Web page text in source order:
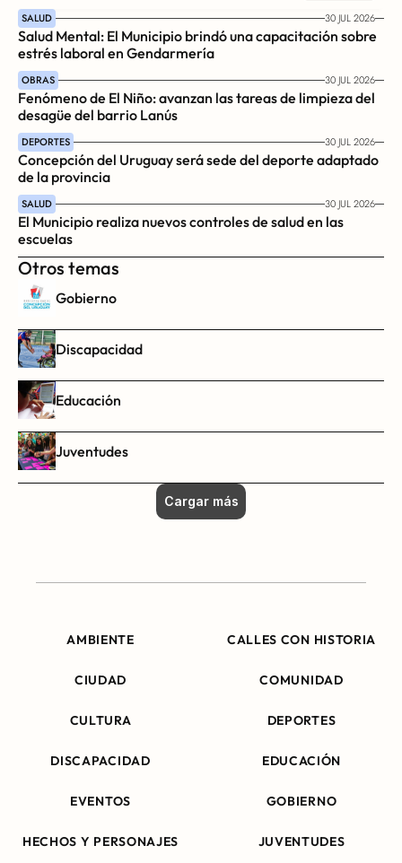
SALUD 30 JUL 2026
Salud Mental: El Municipio brindó una capacitación sobre
estrés laboral en Gendarmería
OBRAS 30 JUL 2026
Fenómeno de El Niño: avanzan las tareas de limpieza del
desagüe del barrio Lanús
DEPORTES 30 JUL 2026
Concepción del Uruguay será sede del deporte adaptado
de la provincia
SALUD 30 JUL 2026
El Municipio realiza nuevos controles de salud en las
escuelas
Otros temas
Gobierno
Discapacidad
Educación
Juventudes
Cargar más
AMBIENTE CALLES CON HISTORIA
CIUDAD COMUNIDAD
CULTURA DEPORTES
DISCAPACIDAD EDUCACIÓN
EVENTOS GOBIERNO
HECHOS Y PERSONAJES JUVENTUDES